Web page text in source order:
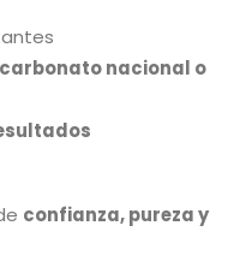
nacional o
confianza, pureza y